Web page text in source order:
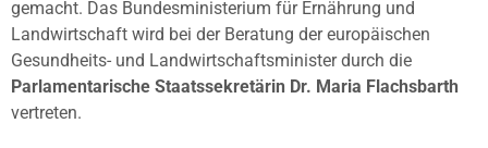
gemacht. Das Bundesministerium für Ernährung und
Landwirtschaft wird bei der Beratung der europäischen
Gesundheits- und Landwirtschaftsminister durch die
Parlamentarische Staatssekretärin Dr. Maria Flachsbarth
vertreten.